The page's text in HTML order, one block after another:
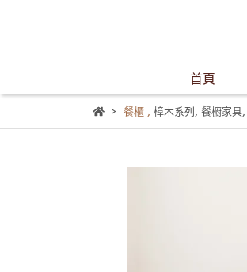
首頁
餐櫃, 樟木系列 , 餐櫥家具,